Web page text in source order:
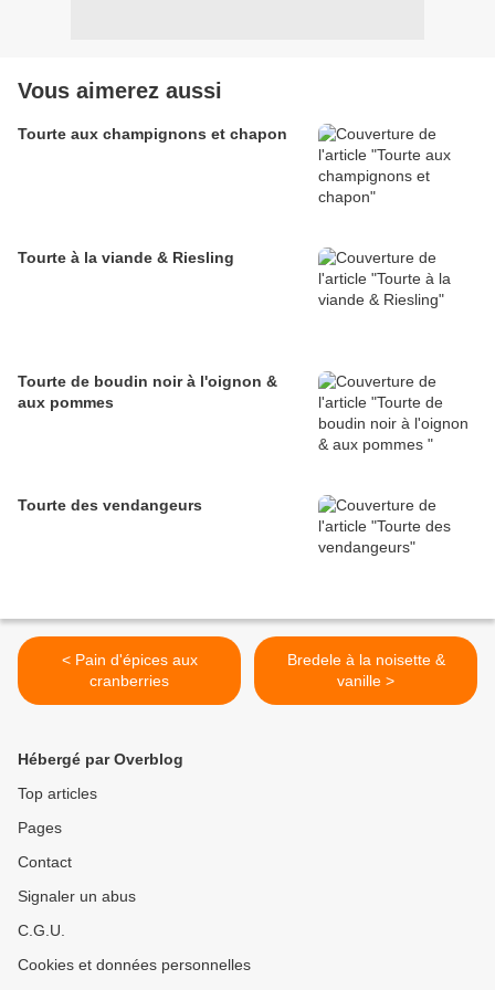
Vous aimerez aussi
Tourte aux champignons et chapon
Tourte à la viande & Riesling
Tourte de boudin noir à l'oignon &
aux pommes
Tourte des vendangeurs
< Pain d'épices aux
cranberries
Bredele à la noisette &
vanille >
Hébergé par Overblog
Top articles
Pages
Contact
Signaler un abus
C.G.U.
Cookies et données personnelles